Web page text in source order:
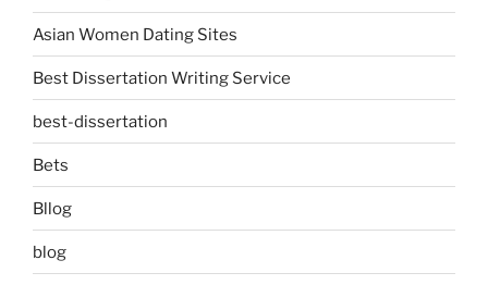
Asian Women Dating Sites
Best Dissertation Writing Service
best-dissertation
Bets
Bllog
blog